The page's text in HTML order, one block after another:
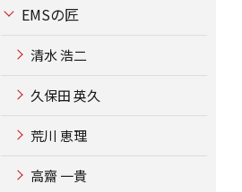
EMSの匠
清水 浩二
久保田 英久
荒川 恵理
高齋 一貴